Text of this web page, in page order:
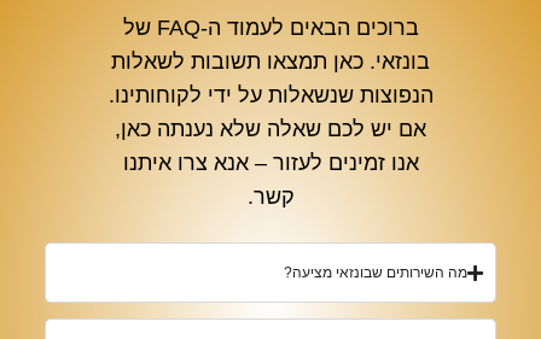
ברוכים הבאים לעמוד ה-FAQ של
בונזאי. כאן תמצאו תשובות לשאלות
הנפוצות שנשאלות על ידי לקוחותינו.
אם יש לכם שאלה שלא נענתה כאן,
אנו זמינים לעזור – אנא צרו איתנו
קשר.
מה השירותים שבונזאי מציעה?